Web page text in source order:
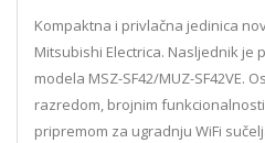
Kompaktna i privlačna jedinica
Mitsubishi Electrica. Nasljednik
modela MSZ-SF42/MUZ-SF42VE.
razredom, brojnim
pripremom za ugradnju WiFi